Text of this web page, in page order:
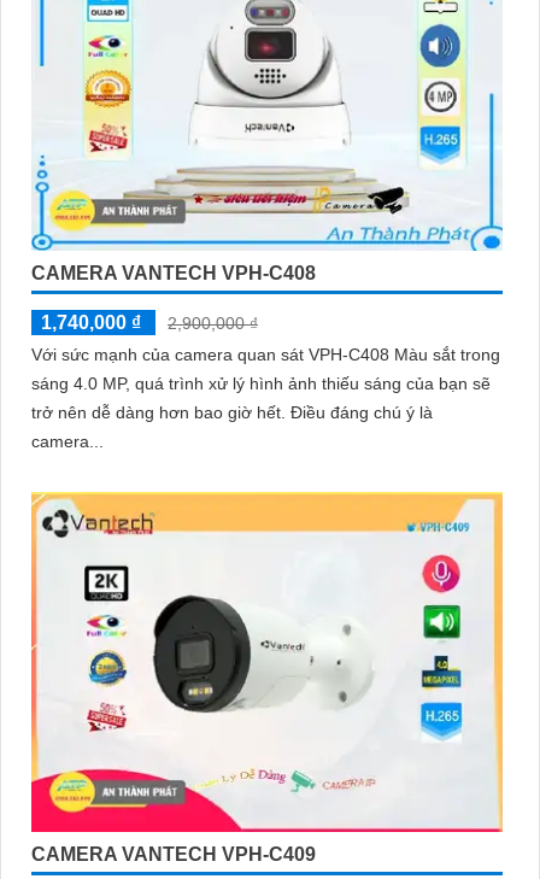
CAMERA VANTECH VPH-C408
1,740,000 ₫
2,900,000 ₫
Với sức mạnh của camera quan sát VPH-C408 Màu sắt trong
sáng 4.0 MP, quá trình xử lý hình ảnh thiếu sáng của bạn sẽ
trở nên dễ dàng hơn bao giờ hết. Điều đáng chú ý là
camera...
CAMERA VANTECH VPH-C409